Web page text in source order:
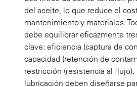
del aceite, lo que reduce el
mantenimiento y materiales.
debe equilibrar eficazmente
clave: eficiencia (captura de
capacidad (retención de
restricción (resistencia al
lubricación deben diseñarse